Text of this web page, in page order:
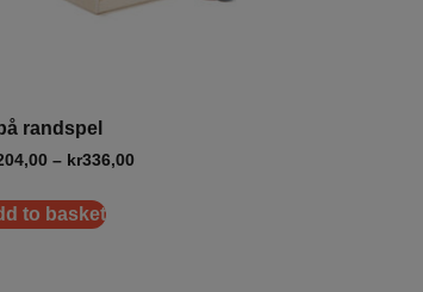
randspel
– kr336,00
to basket